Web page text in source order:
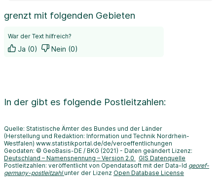
grenzt mit folgenden Gebieten
War der Text hilfreich?
Ja (0) Nein (0)
In der gibt es folgende Postleitzahlen:
Quelle: Statistische Ämter des Bundes und der Länder
(Herstellung und Redaktion: Information und Technik Nordrhein-
Westfalen) www.statistikportal.de/de/veroeffentlichungen
Geodaten: © GeoBasis-DE / BKG (2021) - Daten geändert Lizenz:
Deutschland – Namensnennung – Version 2.0
GIS Datenquelle
Postleitzahlen: veröffentlicht von Opendatasoft mit der Data-Id georef-
germany-postleitzahl unter der Lizenz Open Database License